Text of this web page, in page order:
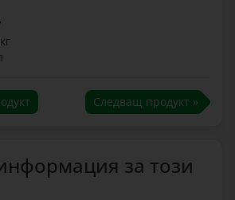
Следващ продукт »
за този